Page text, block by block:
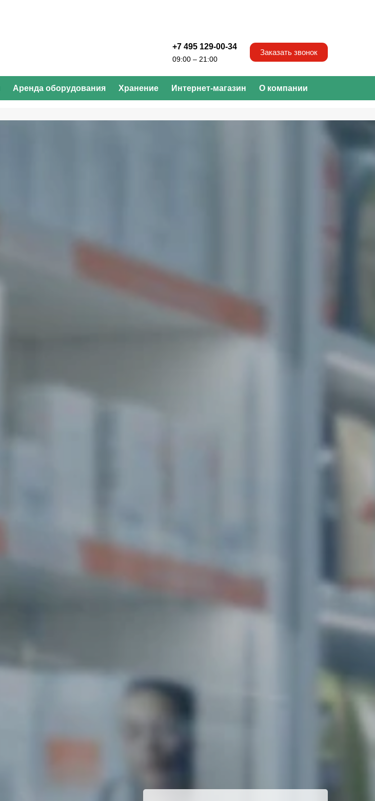
+7 495 129-00-34
09:00 – 21:00
Заказать звонок
Аренда оборудования Хранение Интернет-магазин О компании